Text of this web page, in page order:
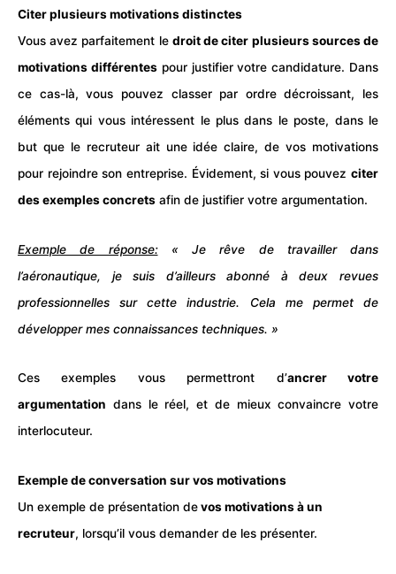
Citer plusieurs motivations distinctes
Vous avez parfaitement le droit de citer plusieurs sources de
motivations différentespour justifier votre candidature. Dans
ce cas-là, vous pouvez classer par ordre décroissant, les
éléments qui vous intéressent le plus dans le poste, dans le
but que le recruteur ait une idée claire, de vos motivations
pour rejoindre son entreprise. Évidement, si vous pouvez citer
des exemples concrets afin de justifier votre argumentation.
Exemple de réponse:« Je rêve de travailler dans
l’aéronautique, je suis d’ailleurs abonné à deux revues
professionnelles sur cette industrie. Cela me permet de
développer mes connaissances techniques. »
Ces exemples vous permettront d’ancrer votre
argumentation dans le réel, et de mieux convaincre votre
interlocuteur.
Exemple de conversation sur vos motivations
Un exemple de présentation devos motivations à un
recruteur, lorsqu’il vous demander de les présenter.